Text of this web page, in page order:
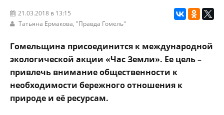
21.03.2018 в 13:15
Татьяна Ермакова, "Правда Гомель"
Гомельщина присоединится к международной
экологической акции «Час Земли». Ее цель –
привлечь внимание общественности к
необходимости бережного отношения к
природе и её ресурсам.